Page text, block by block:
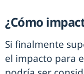
¿Cómo
Si finalmente
el impacto para